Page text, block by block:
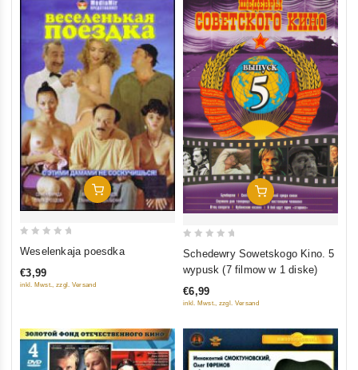
In Den Warenkorb
of
Weselenkaja poesdka
€3,99
inkl. Mwst., zzgl. Versand
In Den Warenkorb
5
Schedewry Sowetskogo Kino. 5
wypusk (7 filmow w 1 diske)
€6,99
inkl. Mwst., zzgl. Versand